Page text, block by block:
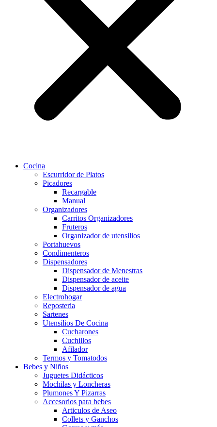
Cocina
Escurridor de Platos
Picadores
Recargable
Manual
Organizadores
Carritos Organizadores
Fruteros
Organizador de utensilios
Portahuevos
Condimenteros
Dispensadores
Dispensador de Menestras
Dispensador de aceite
Dispensador de agua
Electrohogar
Reposteria
Sartenes
Utensilios De Cocina
Cucharones
Cuchillos
Afilador
Termos y Tomatodos
Bebes y Niños
Juguetes Didácticos
Mochilas y Loncheras
Plumones Y Pizarras
Accesorios para bebes
Articulos de Aseo
Collets y Ganchos